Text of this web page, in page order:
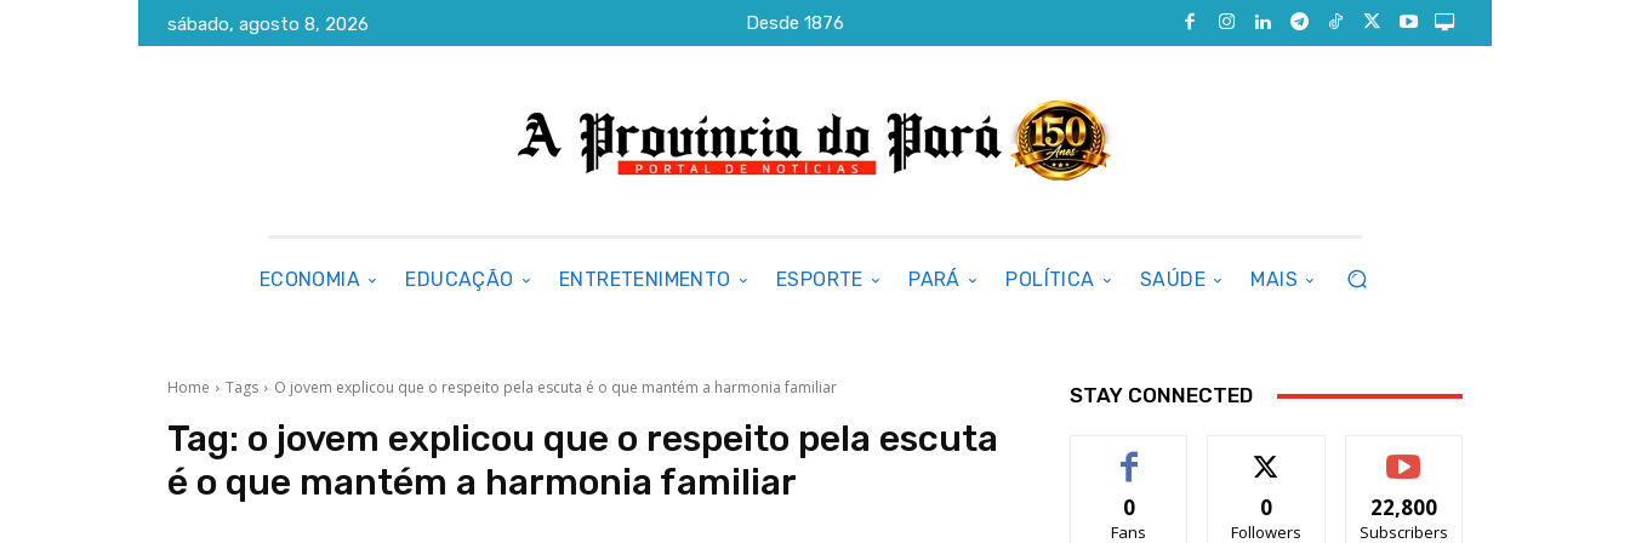
sábado, agosto 8, 2026 Desde 1876
ECONOMIA EDUCAÇÃO ENTRETENIMENTO ESPORTE PARÁ POLÍTICA SAÚDE MAIS
Home Tags O jovem explicou que o respeito pela escuta é o que mantém a harmonia familiar
Tag: o jovem explicou que o respeito pela escuta
é o que mantém a harmonia familiar
STAY CONNECTED
0
Fans
0
Followers
22,800
Subscribers